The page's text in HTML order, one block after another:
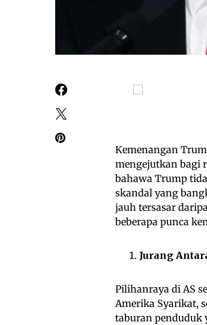
Kemenangan
mengejutkan bagi
bahawa Trump
skandal yang
jauh tersasar
beberapa punca
Jurang
Pilihanraya di AS
Amerika Syarikat,
taburan penduduk